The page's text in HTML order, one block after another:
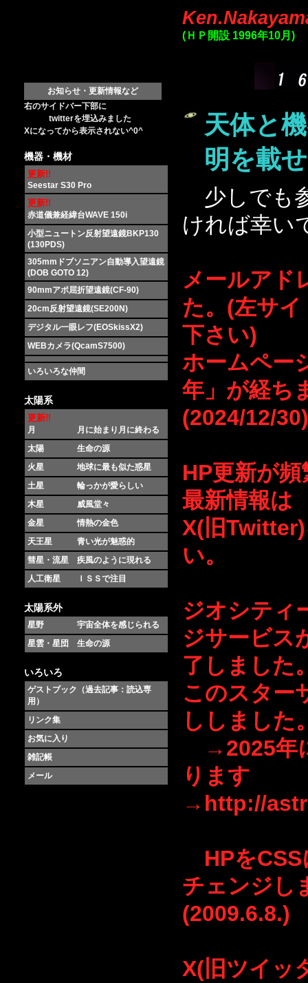
(ＨＰ開設 1996年10月)
天体と
明を載
少しでも
ければ幸い
メールアド
た。(左サ
下さい)
ホームペー
年」が経ち
(2024/12/30)
HP更新が
最新情報は
X(旧
い。
ジオシティ
ジサービス
了しました
このスター
ししました
→2025年
ります
→http://
HPをCSS
チェンジし
(2009.6.8.)
X(旧ツイッ
お知らせ・更新情報など
右のサイドバー下部に
twitterを埋込みました
Xになってから表示されない^0^
機器・機材
更新!!
Seestar S30 Pro
更新!!
赤道儀兼経緯台WAVE 150i
小型ニュートン反射望遠鏡BKP130
(130PDS)
305mmドブソニアン自動導入望遠鏡
(DOB GOTO 12)
90mmアポ屈折望遠鏡(CF-90)
20cm反射望遠鏡(SE200N)
デジタル一眼レフ(EOSkissX2)
WEBカメラ(QcamS7500)
いろいろな仲間
太陽系
更新!!
月 月に始まり月に終わる
太陽 生命の源
火星 地球に最も似た惑星
土星 輪っかが愛らしい
木星 威風堂々
金星 情熱の金色
天王星 青い光が魅惑的
彗星・流星 疾風のように現れる
人工衛星 ＩＳＳで注目
太陽系外
星野 宇宙全体を感じられる
星雲・星団 生命の源
いろいろ
ゲストブック（過去記事：読込専
用）
リンク集
お気に入り
雑記帳
メール